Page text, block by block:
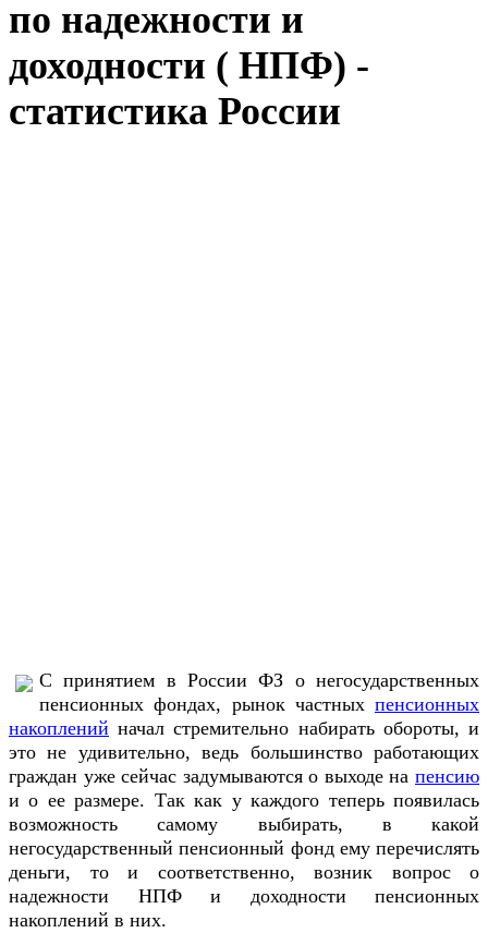
по надежности и
доходности ( НПФ) -
статистика России
C принятием в России ФЗ о негосударственных
пенсионных фондах, рынок частных пенсионных
накоплений начал стремительно набирать обороты, и
это не удивительно, ведь большинство работающих
граждан уже сейчас задумываются о выходе на пенсию
и о ее размере. Так как у каждого теперь появилась
возможность самому выбирать, в какой
негосударственный пенсионный фонд ему перечислять
деньги, то и соответственно, возник вопрос о
надежности НПФ и доходности пенсионных
накоплений в них.